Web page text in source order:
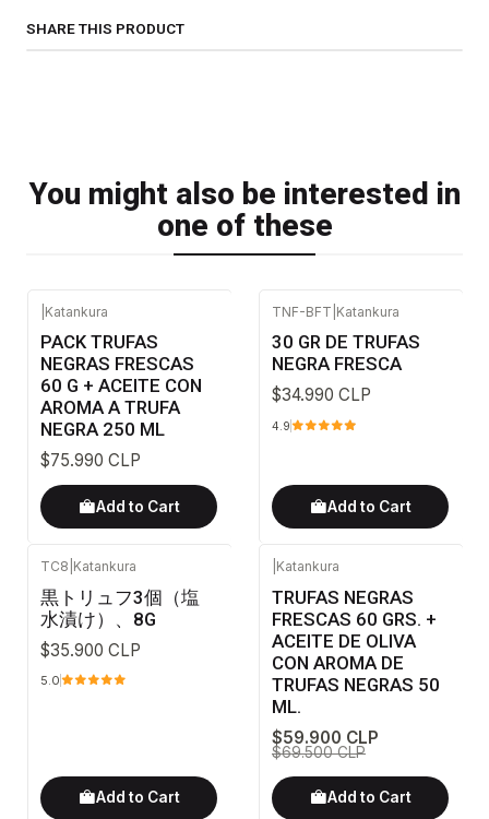
SHARE THIS PRODUCT
You might also be interested in
one of these
Katankura
PACK TRUFAS
NEGRAS FRESCAS
60 G + ACEITE CON
AROMA A TRUFA
NEGRA 250 ML
$75.990 CLP
Add to Cart
TNF-BFT Katankura
30 GR DE TRUFAS
NEGRA FRESCA
$34.990 CLP
4.9
Add to Cart
TC8 Katankura
黒トリュフ3個（塩
水漬け）、8G
$35.900 CLP
5.0
Add to Cart
Katankura
TRUFAS NEGRAS
FRESCAS 60 GRS. +
ACEITE DE OLIVA
CON AROMA DE
TRUFAS NEGRAS 50
ML.
$59.900 CLP
$69.500 CLP
Add to Cart